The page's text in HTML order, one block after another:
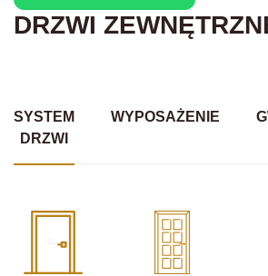
DRZWI
SYSTEM
DRZWI
WYPOSAŻENIE